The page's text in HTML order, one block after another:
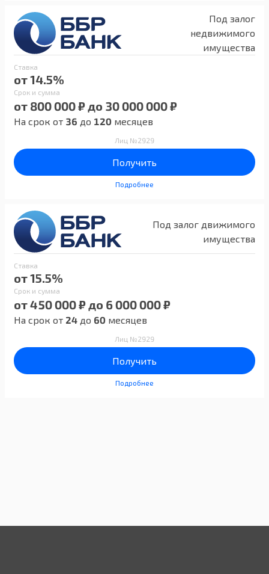
Под залог
недвижимого
имущества
Ставка
от 14.5%
Срок и сумма
от 800 000 ₽ до 30 000 000 ₽
На срок от 36 до 120 месяцев
Лиц №2929
Получить
Подробнее
Под залог движимого
имущества
Ставка
от 15.5%
Срок и сумма
от 450 000 ₽ до 6 000 000 ₽
На срок от 24 до 60 месяцев
Лиц №2929
Получить
Подробнее